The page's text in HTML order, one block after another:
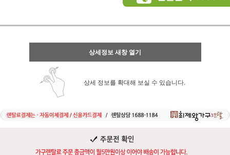
상세정보 새창 열기
상세 정보를 확대해 보실 수 있습니다.